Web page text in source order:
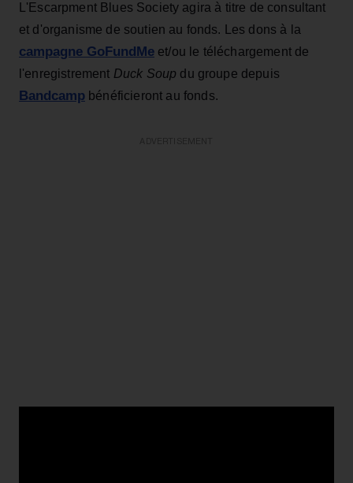
L'Escarpment Blues Society agira à titre de consultant
et d'organisme de soutien au fonds. Les dons à la
campagne GoFundMe et/ou le téléchargement de
l'enregistrement Duck Soup du groupe depuis
Bandcamp bénéficieront au fonds.